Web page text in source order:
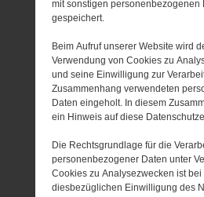
mit sonstigen personenbezogenen
gespeichert.
Beim Aufruf unserer Website wird
Verwendung von Cookies zu
und seine Einwilligung zur
Zusammenhang verwendeten
Daten eingeholt. In diesem
ein Hinweis auf diese
Die Rechtsgrundlage für die
personenbezogener Daten unter
Cookies zu Analysezwecken ist
diesbezüglichen Einwilligung des